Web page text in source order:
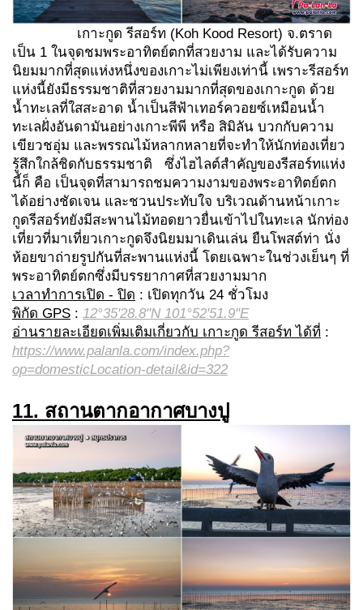
เกาะกูด รีสอร์ท (Koh Kood Resort) จ.ตราด
เป็น 1 ในจุดชมพระอาทิตย์ตกที่สวยงาม และได้รับความ
นิยมมากที่สุดแห่งหนึ่งของเกาะไม่เพียงเท่านี้ เพราะรีสอร์ท
แห่งนี้ยังมีธรรมชาติที่สวยงามมากที่สุดของเกาะกูด ด้วย
น้ำทะเลที่ใสสะอาด น้ำเป็นสีฟ้าเทอร์ควอยซ์เหมือนน้ำ
ทะเลฝั่งอันดามันอย่างเกาะพีพี หรือ สิมิลัน บวกกับความ
เขียวชอุ่ม และพรรณไม้หลากหลายที่จะทำให้นักท่องเที่ยว
รู้สึกใกล้ชิดกับธรรมชาติ ซึ่งไฮไลต์สำคัญของรีสอร์ทแห่ง
นี้ก็ คือ เป็นจุดที่สามารถชมความงามของพระอาทิตย์ตก
ได้อย่างชัดเจน และชวนประทับใจ บริเวณด้านหน้าเกาะ
กูดรีสอร์ทยังมีสะพานไม้ทอดยาวยื่นเข้าไปในทะเล นักท่อง
เที่ยวที่มาเที่ยวเกาะกูดจึงนิยมมาเดินเล่น ยืนโพสต์ท่า นั่ง
ห้อยขาถ่ายรูปกันที่สะพานแห่งนี้ โดยเฉพาะในช่วงเย็นๆ ที่
พระอาทิตย์ตกซึ่งมีบรรยากาศที่สวยงามมาก
เวลาทำการเปิด - ปิด : เปิดทุกวัน 24 ชั่วโมง
พิกัด GPS : 12°35'28.8"N 101°52'51.9"E
อ่านรายละเอียดเพิ่มเติมเกี่ยวกับ เกาะกูด รีสอร์ท ได้ที่ :
https://www.palanla.com/index.php?
op=domesticLocation-detail&id=322
11. สถานตากอากาศบางปู